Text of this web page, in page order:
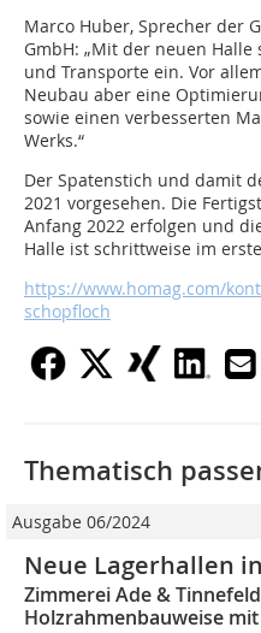
Marco Huber, Sprecher der
GmbH: „Mit der neuen
und Transporte ein. Vor
Neubau aber eine
sowie einen verbesserten
Werks.“
Der Spatenstich und damit
2021 vorgesehen. Die
Anfang 2022 erfolgen und
Halle ist schrittweise im
https://www.homag.com/
schopfloch
Thematisch
Ausgabe 06/2024
Neue Lagerhallen
Zimmerei Ade &
Holzrahmenbauweise